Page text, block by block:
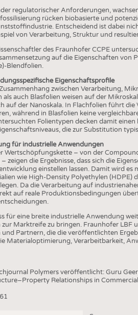
SMART TEXTILES
MEDICINE
INTERIOR TEXTILES
APPAREL
FACTS
STATISTICS
regulatorischer Anforderungen,
rücken biobasierte und
Entscheidend ist dabei
von Verarbeitung, Struktur und
des Fraunhofer CCPE
auf die Eigenschaften von
Blendfolien.
Eigenschaftsprofile
zwischen Verarbeitung,
als auch Blasfolien weisen auf der
auf der Nanoskala. In Flachfolien führt
während in Blasfolien keine
Folientypen decken damit
die zur Substitution
für industrielle Anwendungen
Wertschöpfungskette – von der
zeigen die Ergebnisse, dass sich die
einstellen lassen. Damit wird es
wie High-Density Polyethylen (HDPE)
Da die Verarbeitung auf
auf reale Produktionsbedingungen
für eine breite industrielle Anwendung
Marktreife zu bringen. Fraunhofer LBF
Partnern, die die veröffentlichten
Materialoptimierung, Verarbeitbarkeit,
Polymers veröffentlicht: Guru
Relationships in